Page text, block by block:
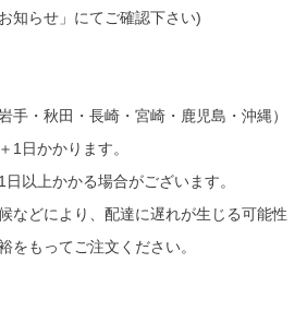
知らせ」にてご確認下さい)
手・秋田・長崎・宮崎・鹿児島・沖縄）
1日かかります。
以上かかる場合がございます。
などにより、配達に遅れが生じる可能性
をもってご注文ください。